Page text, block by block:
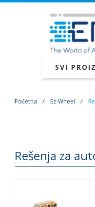
SVI
Početna Ez-Wheel
Rešenja za